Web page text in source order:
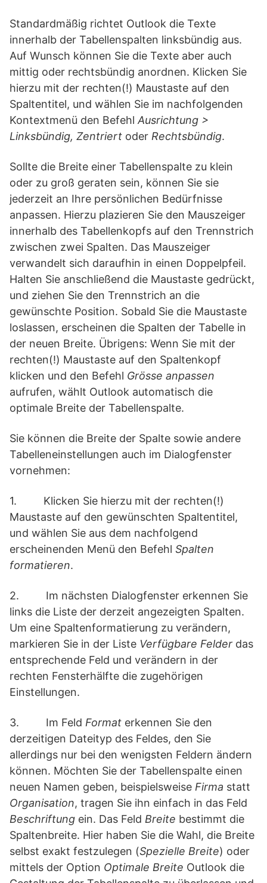
Standardmäßig richtet Outlook die Texte
innerhalb der Tabellenspalten linksbündig aus.
Auf Wunsch können Sie die Texte aber auch
mittig oder rechtsbündig anordnen. Klicken Sie
hierzu mit der rechten(!) Maustaste auf den
Spaltentitel, und wählen Sie im nachfolgenden
Kontextmenü den Befehl Ausrichtung >
Linksbündig, Zentriert oder Rechtsbündig.
Sollte die Breite einer Tabellenspalte zu klein
oder zu groß geraten sein, können Sie sie
jederzeit an Ihre persönlichen Bedürfnisse
anpassen. Hierzu plazieren Sie den Mauszeiger
innerhalb des Tabellenkopfs auf den Trennstrich
zwischen zwei Spalten. Das Mauszeiger
verwandelt sich daraufhin in einen Doppelpfeil.
Halten Sie anschließend die Maustaste gedrückt,
und ziehen Sie den Trennstrich an die
gewünschte Position. Sobald Sie die Maustaste
loslassen, erscheinen die Spalten der Tabelle in
der neuen Breite. Übrigens: Wenn Sie mit der
rechten(!) Maustaste auf den Spaltenkopf
klicken und den Befehl Grösse anpassen
aufrufen, wählt Outlook automatisch die
optimale Breite der Tabellenspalte.
Sie können die Breite der Spalte sowie andere
Tabelleneinstellungen auch im Dialogfenster
vornehmen:
1. Klicken Sie hierzu mit der rechten(!)
Maustaste auf den gewünschten Spaltentitel,
und wählen Sie aus dem nachfolgend
erscheinenden Menü den Befehl Spalten
formatieren.
2. Im nächsten Dialogfenster erkennen Sie
links die Liste der derzeit angezeigten Spalten.
Um eine Spaltenformatierung zu verändern,
markieren Sie in der Liste Verfügbare Felder das
entsprechende Feld und verändern in der
rechten Fensterhälfte die zugehörigen
Einstellungen.
3. Im Feld Format erkennen Sie den
derzeitigen Dateityp des Feldes, den Sie
allerdings nur bei den wenigsten Feldern ändern
können. Möchten Sie der Tabellenspalte einen
neuen Namen geben, beispielsweise Firma statt
Organisation, tragen Sie ihn einfach in das Feld
Beschriftung ein. Das Feld Breite bestimmt die
Spaltenbreite. Hier haben Sie die Wahl, die Breite
selbst exakt festzulegen (Spezielle Breite) oder
mittels der Option Optimale Breite Outlook die